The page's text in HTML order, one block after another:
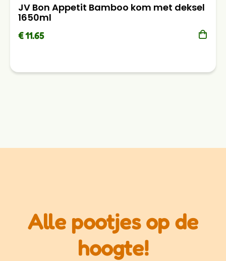
JV Bon Appetit Bamboo kom met deksel
1650ml
€ 11.65
Alle pootjes op de
hoogte!